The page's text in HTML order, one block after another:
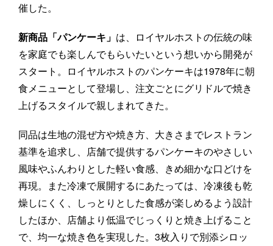
催した。
新商品「パンケーキ」 は、ロイヤルホストの伝統の味
を家庭でも楽しんでもらいたいという想いから開発が
スタート。ロイヤルホストのパンケーキは1978年に朝
食メニューとして登場し、注文ごとにグリドルで焼き
上げるスタイルで親しまれてきた。
同品は生地の混ぜ方や焼き方、大きさまでレストラン
基準を追求し、店舗で提供するパンケーキのやさしい
風味やふんわりとした軽い食感、きめ細かな口どけを
再現。また冷凍で展開するにあたっては、冷凍後も乾
燥しにくく、しっとりとした食感が楽しめるよう設計
したほか、店舗より低温でじっくりと焼き上げること
で、均一な焼き色を実現した。3枚入りで別添シロッ